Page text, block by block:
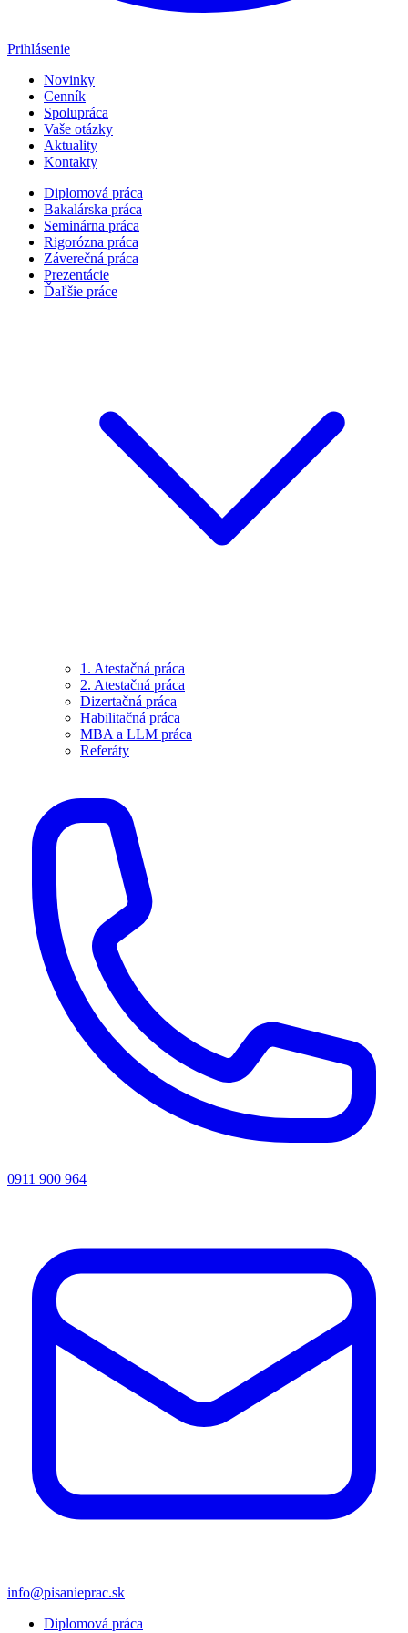
Prihlásenie
Novinky
Cenník
Spolupráca
Vaše otázky
Aktuality
Kontakty
Diplomová práca
Bakalárska práca
Seminárna práca
Rigorózna práca
Záverečná práca
Prezentácie
Ďaľšie práce
1. Atestačná práca
2. Atestačná práca
Dizertačná práca
Habilitačná práca
MBA a LLM práca
Referáty
0911 900 964
info@pisanieprac.sk
Diplomová práca